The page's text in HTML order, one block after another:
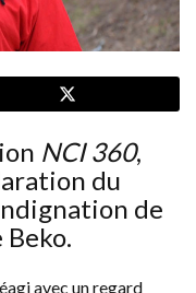
NCI 360,
du
de
avec un regard